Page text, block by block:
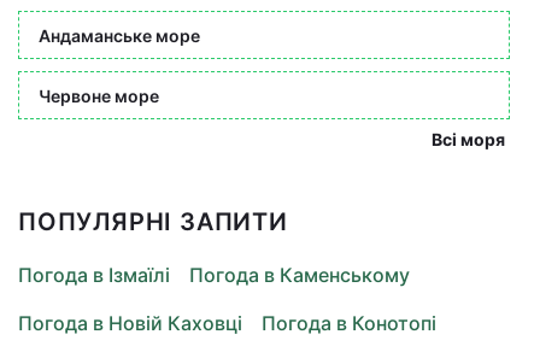
Андаманське море
Червоне море
Всі моря
ПОПУЛЯРНІ ЗАПИТИ
Погода в Ізмаїлі
Погода в Каменському
Погода в Новій Каховці
Погода в Конотопі